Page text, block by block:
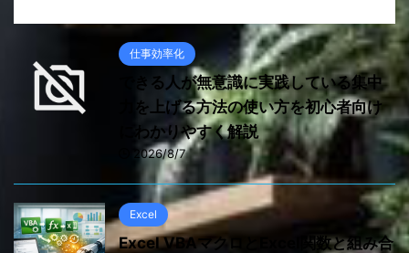
仕事効率化
できる人が無意識に実践している集中
力を上げる方法の使い方を初心者向け
にわかりやすく解説
2026/8/7
Excel
Excel VBAマクロとExcel関数と組み合